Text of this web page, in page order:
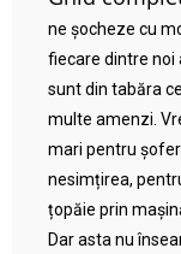
ne șocheze cu
fiecare dintre noi
sunt din tabăra
multe amenzi.
mari pentru
nesimțirea,
țopăie prin
Dar asta nu